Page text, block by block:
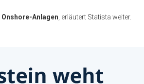
Onshore-Anlagen , erläutert Statista weiter.